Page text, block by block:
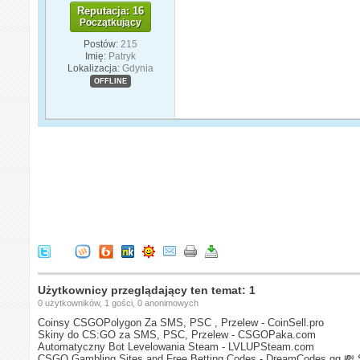
Reputacja: 16
Początkujący
Postów: 215
Imię: Patryk
Lokalizacja: Gdynia
OFFLINE
Użytkownicy przeglądający ten temat: 1
0 użytkowników, 1 gości, 0 anonimowych
Coinsy CSGOPolygon Za SMS, PSC , Przelew - CoinSell.pro
Skiny do CS:GO za SMS, PSC, Przelew - CSGOPaka.com
Automatyczny Bot Levelowania Steam - LVLUPSteam.com